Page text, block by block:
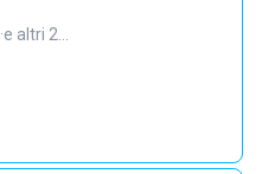
·e altri 2…